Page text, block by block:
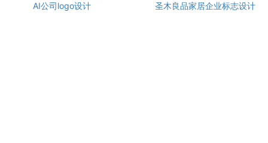
AI公司logo设计
圣木良品家居企业标志设计